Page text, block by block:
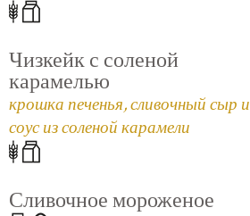
Чизкейк с соленой
карамелью
крошка печенья, сливочный сыр и
соус из соленой карамели
Сливочное мороженое